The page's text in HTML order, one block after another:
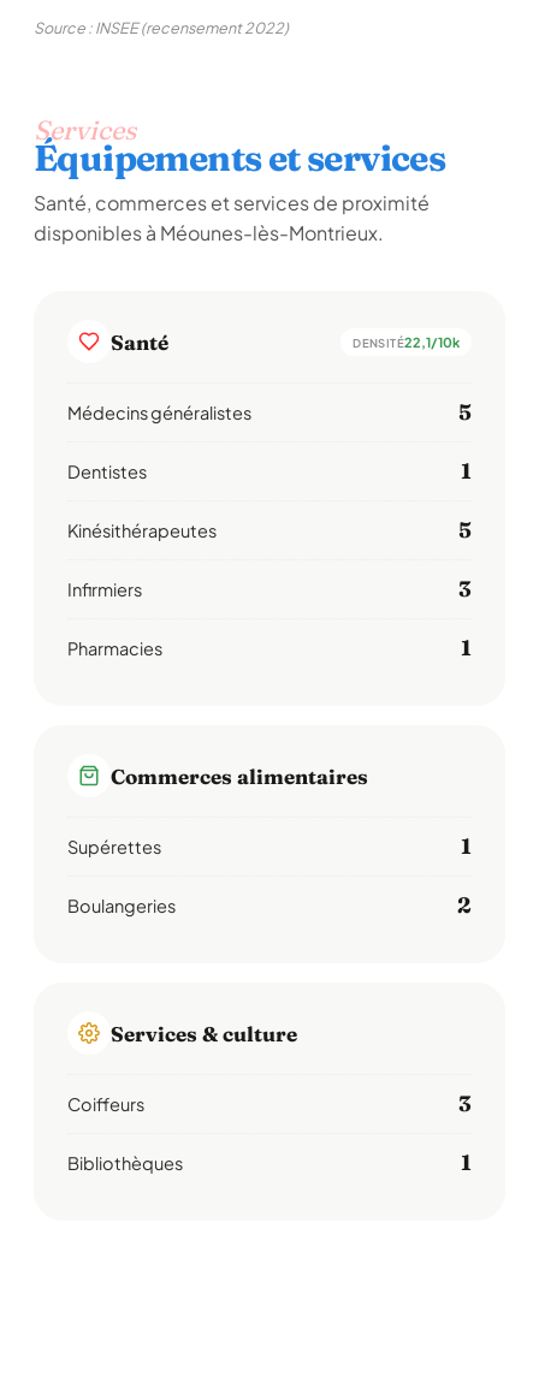
Source : INSEE (recensement 2022)
Services
Équipements et services
Santé, commerces et services de proximité
disponibles à Méounes-lès-Montrieux.
Santé DENSITÉ22,1/10k
Médecins généralistes 5
Dentistes 1
Kinésithérapeutes 5
Infirmiers 3
Pharmacies 1
Commerces alimentaires
Supérettes 1
Boulangeries 2
Services & culture
Coiffeurs 3
Bibliothèques 1